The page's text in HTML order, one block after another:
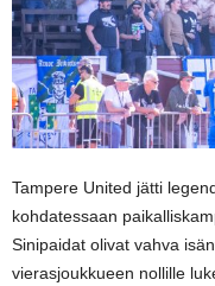
Tampere United jätti
kohdatessaan
Sinipaidat olivat vahva
vierasjoukkueen nollille